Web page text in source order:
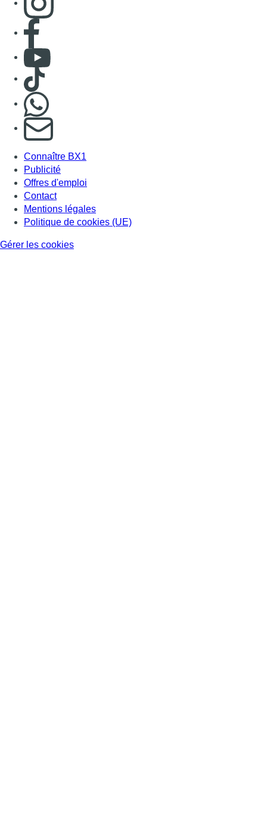
Consulter page Facebook
Consulter Youtube
Consulter TikTok
S'abonner à notre newsletter
Connaître BX1
Publicité
Offres d'emploi
Contact
Mentions légales
Politique de cookies (UE)
Gérer les cookies